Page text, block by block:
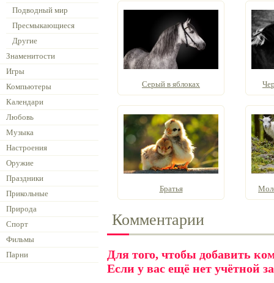
Подводный мир
Пресмыкающиеся
Другие
Знаменитости
Игры
Компьютеры
Календари
Любовь
Музыка
Настроения
Оружие
Праздники
Прикольные
Природа
Спорт
Фильмы
Парни
Серый в яблоках
Братья
Комментарии
Для того, чтобы добавить
Если у вас ещё нет учётной